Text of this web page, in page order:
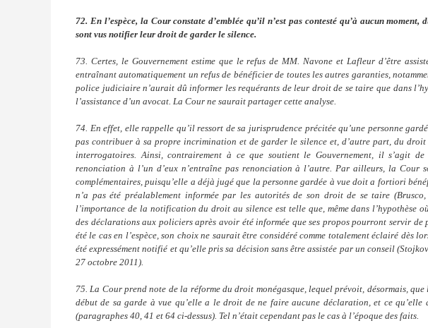
72. En l’espèce, la Cour constate d’emblée qu’il n’est pas contesté qu’à aucun
sont vus notifier leur droit de garder le silence.
73. Certes, le Gouvernement estime que le refus de MM. Navone et Lafleur d’être
entraînant automatiquement un refus de bénéficier de toutes les autres garanties,
police judiciaire n’aurait dû informer les requérants de leur droit de se taire que dans
l’assistance d’un avocat. La Cour ne saurait partager cette analyse.
74. En effet, elle rappelle qu’il ressort de sa jurisprudence précitée qu’une personne
pas contribuer à sa propre incrimination et de garder le silence et, d’autre part, du droit
interrogatoires. Ainsi, contrairement à ce que soutient le Gouvernement, il s’agit
renonciation à l’un d’eux n’entraîne pas renonciation à l’autre. Par ailleurs, la Cour
complémentaires, puisqu’elle a déjà jugé que la personne gardée à vue doit a fortiori
n’a pas été préalablement informée par les autorités de son droit de se taire
l’importance de la notification du droit au silence est telle que, même dans l’hypothèse
des déclarations aux policiers après avoir été informée que ses propos pourront servir de
été le cas en l’espèce, son choix ne saurait être considéré comme totalement éclairé dès
été expressément notifié et qu’elle pris sa décision sans être assistée par un conseil
27 octobre 2011).
75. La Cour prend note de la réforme du droit monégasque, lequel prévoit, désormais,
début de sa garde à vue qu’elle a le droit de ne faire aucune déclaration, et ce
(paragraphes 40, 41 et 64 ci-dessus). Tel n’était cependant pas le cas à l’époque des faits.